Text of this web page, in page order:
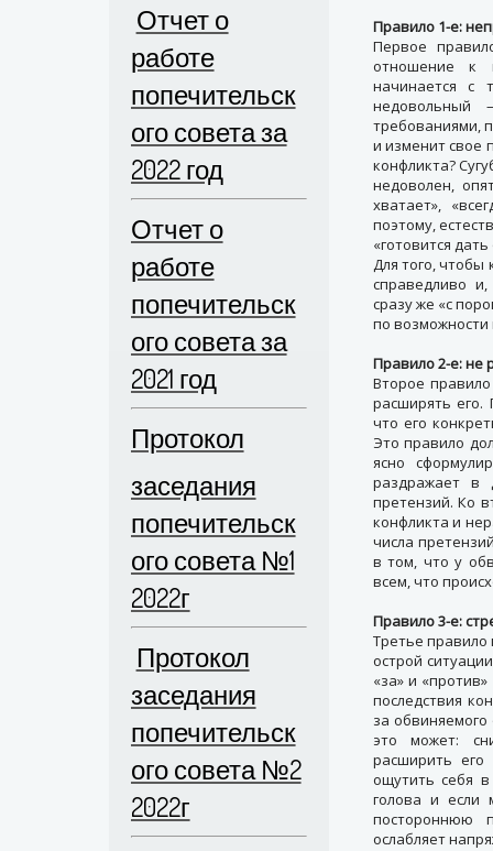
Отчет о
работе
попечительск
ого совета за
2022 год
Отчет о
работе
попечительск
ого совета за
2021 год
Протокол
заседания
попечительск
ого совета №1
2022г
Протокол
заседания
попечительск
ого совета №2
2022г
Правило 1-е:
Первое
отношение к
начинается с
недовольный
требованиями,
и изменит свое
конфликта?
недоволен,
хватает»,
поэтому,
«готовится
Для того, чтобы
справедливо
сразу же «с
по
Правило 2-е: не
Второе
расширять его.
что его
Это правило
ясно
раздражает в
претензий. Ко
конфликта и
числа
в том, что у
всем, что
Правило 3-е:
Третье
острой
«за» и
последствия
за
это может:
расширить его
ощутить себя
голова и если
постороннюю
ослабляет